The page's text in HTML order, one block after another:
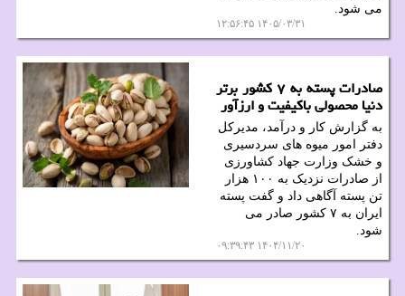
می شود.
۱۴۰۵/۰۳/۳۱ ۱۲:۵۶:۴۵
صادرات پسته به ۷ کشور برتر
دنیا محصولی باکیفیت و ارزآور
به گزارش کار و درآمد، مدیرکل
دفتر امور میوه های سردسیری
و خشک وزارت جهاد کشاورزی
از صادرات نزدیک به ۱۰۰ هزار
تن پسته آگاهی داد و گفت پسته
ایران به ۷ کشور صادر می
شود.
۱۴۰۴/۱۱/۲۰ ۰۹:۳۹:۴۳